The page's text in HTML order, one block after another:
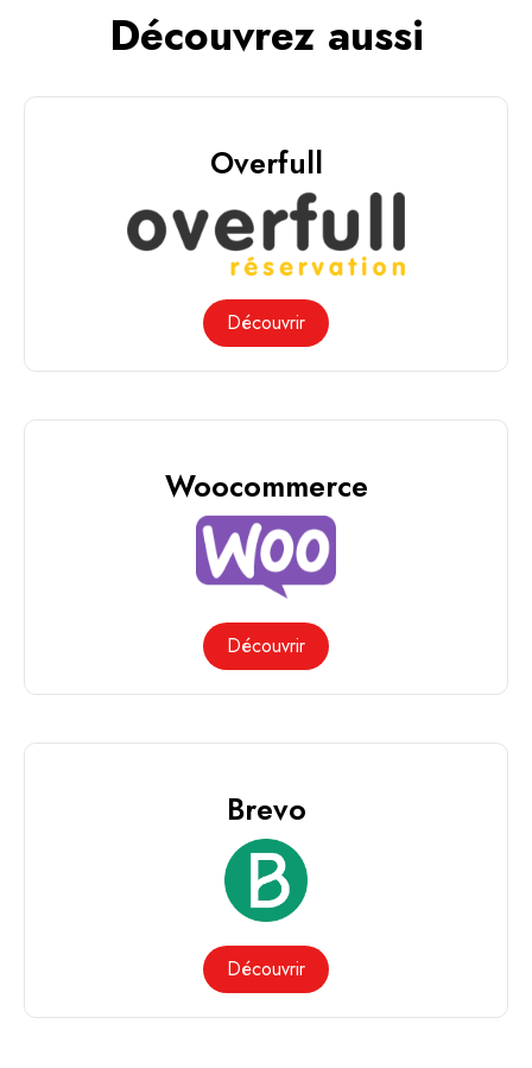
Découvrez aussi
Overfull
Découvrir
Woocommerce
Découvrir
Brevo
Découvrir